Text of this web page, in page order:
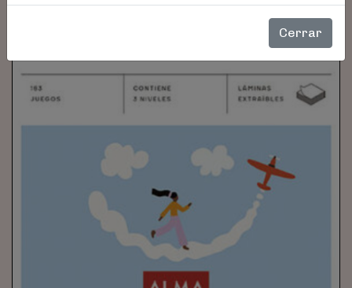
Cerrar